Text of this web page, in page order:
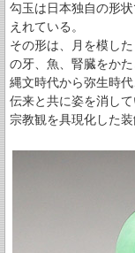
勾玉は日本独自の形
えれている。
その形は、月を模し
の牙、魚、腎臓をか
縄文時代から弥生時
伝来と共に姿を消し
宗教観を具現化した